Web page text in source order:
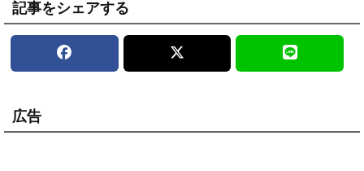
記事をシェアする
広告